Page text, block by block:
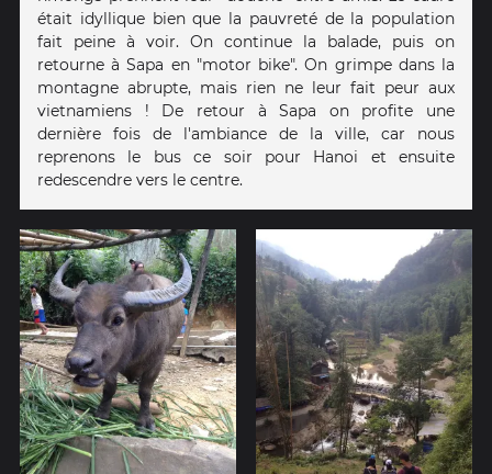
était idyllique bien que la pauvreté de la population
fait peine à voir. On continue la balade, puis on
retourne à Sapa en "motor bike". On grimpe dans la
montagne abrupte, mais rien ne leur fait peur aux
vietnamiens ! De retour à Sapa on profite une
dernière fois de l'ambiance de la ville, car nous
reprenons le bus ce soir pour Hanoi et ensuite
redescendre vers le centre.